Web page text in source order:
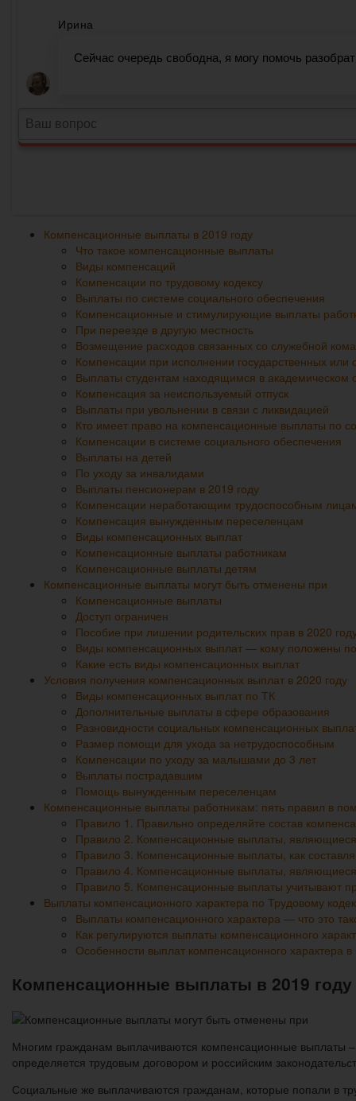
Компенсационные выплаты в 2019 году
Что такое компенсационные выплаты
Виды компенсаций
Компенсации по трудовому кодексу
Выплаты по системе социального обеспечения
Компенсационные и стимулирующие выплаты
При переезде в другую местность
Возмещение расходов связанных со служебной
Компенсации при исполнении государственных или
Выплаты студентам находящимся в академическом
Компенсация за неиспользуемый отпуск
Выплаты при увольнении в связи с ликвидацией
Кто имеет право на компенсационные выплаты по
Компенсации в системе социального обеспечения
Выплаты на детей
По уходу за инвалидами
Выплаты пенсионерам в 2019 году
Компенсации неработающим трудоспособным
Компенсация вынужденным переселенцам
Виды компенсационных выплат
Компенсационные выплаты работникам
Компенсационные выплаты детям
Компенсационные выплаты могут быть отменены при
Компенсационные выплаты
Доступ ограничен
Пособие при лишении родительских прав в 2020
Виды компенсационных выплат — кому положены
Какие есть виды компенсационных выплат
Условия получения компенсационных выплат в 2020 году
Виды компенсационных выплат по ТК
Дополнительные выплаты в сфере образования
Разновидности социальных компенсационных
Размер помощи для ухода за нетрудоспособным
Компенсации по уходу за малышами до 3 лет
Выплаты пострадавшим
Помощь вынужденным переселенцам
Компенсационные выплаты работникам: пять правил в
Правило 1. Правильно определяйте состав
Правило 2. Компенсационные выплаты,
Правило 3. Компенсационные выплаты, как
Правило 4. Компенсационные выплаты, являющиеся
Правило 5. Компенсационные выплаты учитывают
Выплаты компенсационного характера по Трудовому
Выплаты компенсационного характера — что это
Как регулируются выплаты компенсационного
Особенности выплат компенсационного характера
Компенсационные выплаты в 2019 году
Многим гражданам выплачиваются компенсационные выплаты
определяется трудовым договором и российским
Социальные же выплачиваются гражданам, которые попали в